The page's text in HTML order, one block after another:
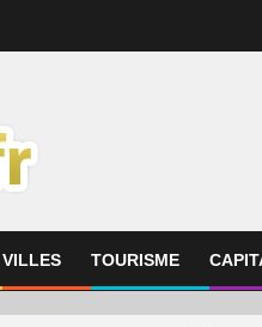
VILLES TOURISME